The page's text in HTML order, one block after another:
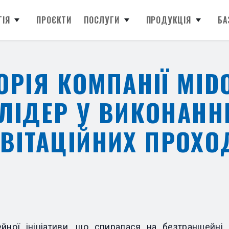
ПРОЄКТИ ПОСЛУГИ ПРОДУКЦІЯ
КОМПАНІЇ
У